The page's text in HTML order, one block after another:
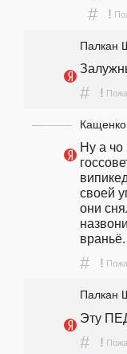
# !
Палкан
# !
Ну а чо
своей
они
враньё.
# !
Палкан
Эту
# !